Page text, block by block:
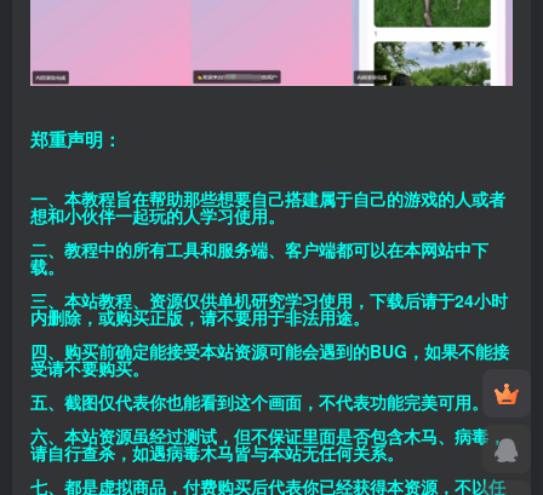
郑重声明：
一、本教程旨在帮助那些想要自己搭建属于自己的游戏的人或者
想和小伙伴一起玩的人学习使用。
二、教程中的所有工具和服务端、客户端都可以在本网站中下
载。
三、本站教程、资源仅供单机研究学习使用，下载后请于24小时
内删除，或购买正版，请不要用于非法用途。
四、购买前确定能接受本站资源可能会遇到的BUG，如果不能接
受请不要购买。
五、截图仅代表你也能看到这个画面，不代表功能完美可用。
六、本站资源虽经过测试，但不保证里面是否包含木马、病毒，
请自行查杀，如遇病毒木马皆与本站无任何关系。
七、都是虚拟商品，付费购买后代表你已经获得本资源，不以任